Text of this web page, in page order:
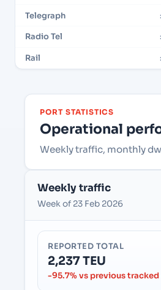
Telegraph :
Radio Tel :
Rail :
PORT STATISTICS
Operational
Weekly traffic, monthly
Weekly traffic
Week of 23 Feb 2026
REPORTED TOTAL
2,237 TEU
-95.7% vs previous